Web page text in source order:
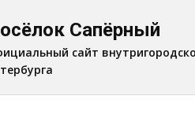
Шрифт:
A A
Сапёрный
сайт